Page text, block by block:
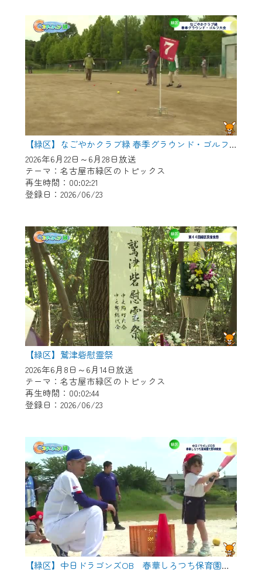
【緑区】なごやかクラブ緑 春季グラウンド・ゴルフ大会
2026年6月22日～6月28日放送
テーマ：名古屋市緑区のトピックス
再生時間：00:02:21
登録日：2026/06/23
【緑区】鷲津砦慰霊祭
2026年6月8日～6月14日放送
テーマ：名古屋市緑区のトピックス
再生時間：00:02:44
登録日：2026/06/23
【緑区】中日ドラゴンズOB 春華しろつち保育園で野球教室